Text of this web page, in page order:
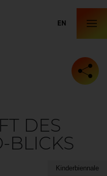
EN
DES
BLICKS
Kinderbiennale